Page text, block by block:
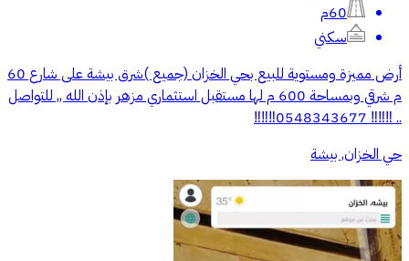
60م
سكني
أرض مميزة ومستوية للبيع بحي الخزان (جميع )شرق بيشة على شارع 60
م شرقي وبمساحة 600 م لها مستقبل استثماري مزهر بإذن الله ,, للتواصل
.. ‼️‼️‼️ 0548343677‼️‼️‼️
حي الخزان, بيشة